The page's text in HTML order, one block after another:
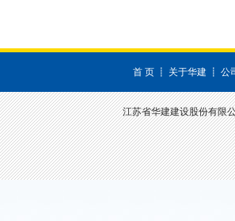
首 页 ┋ 关于华建 ┋ 公
江苏省华建建设股份有